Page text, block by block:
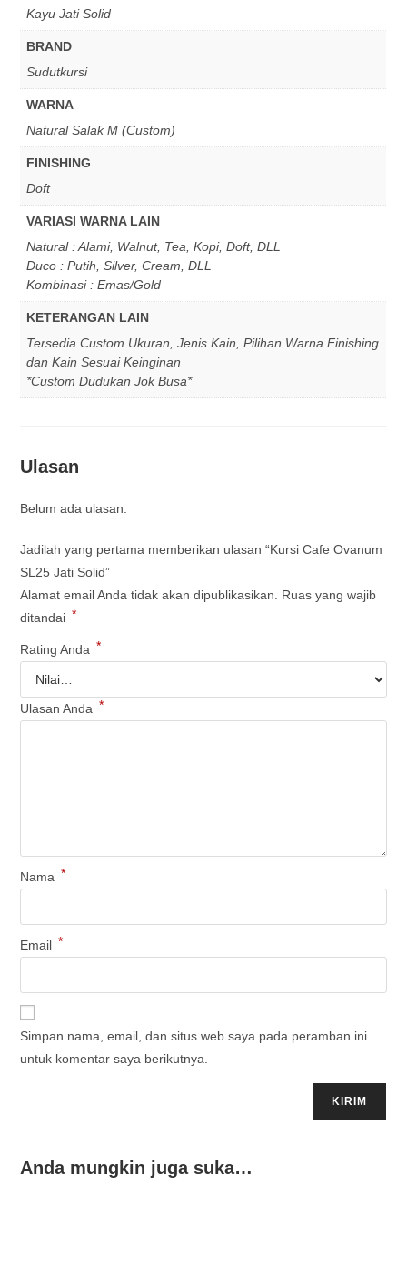
Kayu Jati Solid
BRAND
Sudutkursi
WARNA
Natural Salak M (Custom)
FINISHING
Doft
VARIASI WARNA LAIN
Natural : Alami, Walnut, Tea, Kopi, Doft, DLL
Duco : Putih, Silver, Cream, DLL
Kombinasi : Emas/Gold
KETERANGAN LAIN
Tersedia Custom Ukuran, Jenis Kain, Pilihan Warna Finishing
dan Kain Sesuai Keinginan
*Custom Dudukan Jok Busa*
Ulasan
Belum ada ulasan.
Jadilah yang pertama memberikan ulasan “Kursi Cafe Ovanum
SL25 Jati Solid”
Alamat email Anda tidak akan dipublikasikan.
Ruas yang wajib
ditandai *
Rating Anda *
Ulasan Anda *
Nama *
Email *
Simpan nama, email, dan situs web saya pada peramban ini
untuk komentar saya berikutnya.
Anda mungkin juga suka…